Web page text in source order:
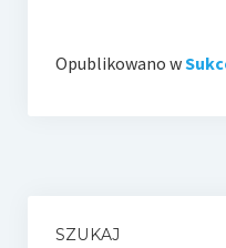
Opublikowano w
SZUKAJ